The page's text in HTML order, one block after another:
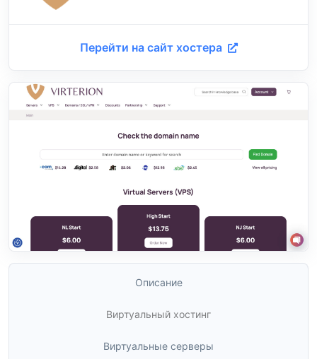
Перейти на сайт хостера
Описание
Виртуальный хостинг
Виртуальные серверы